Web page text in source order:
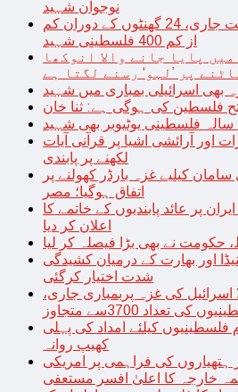
نوجوان شہید
اسرائیل کی غزہ پر جارحیت جاری، 24 گھنٹوں کے دوران کم
از کم 400 فلسطینی شہید
پایا جانے والا انوکھا
پر ’لہو‘ رسنے لگتا ہے
اسرائیلی بمباری میں شہید
فلسطین کی ہوگی ہے: ثنا خان
اور آرائشی اشیا پر قرآنی آیات
لکھنے پر پابندی
سامان کیلیے غزہ بارڈر کھولنے پر
اتفاق ہوگیا؛ مصر
8 سال سے ایران پر عائد پابندیوں کے خاتمے کا
اعلان کر دیا
حکومت نے بھی بڑا فیصلہ کر لیا
اور بھارت کے درمیان کشیدگی
شدت اختیار کرگئی
کی غزہ پربمباری جاری،
تعداد 3700سے متجاوز
کیلئے امداد کی پہلی
کھیپ روانہ
ہتھیاروں کی فراہمی پر امریکی
خارجہ کا اعلیٰ افسر مستعفی